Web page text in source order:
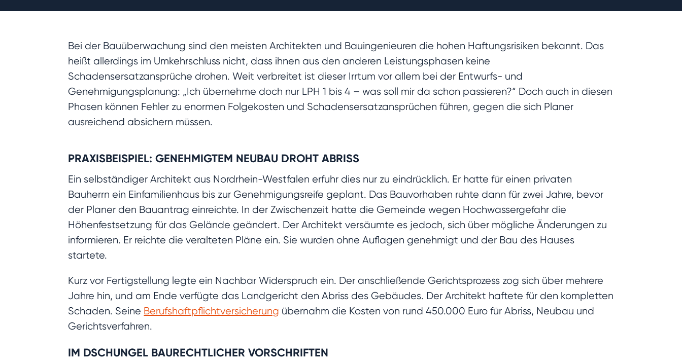
Bei der Bauüberwachung sind den meisten Architekten und Bauingenieuren die hohen Haftungsrisiken bekannt. Das
heißt allerdings im Umkehrschluss nicht, dass ihnen aus den anderen Leistungsphasen keine
Schadensersatzansprüche drohen. Weit verbreitet ist dieser Irrtum vor allem bei der Entwurfs- und
Genehmigungsplanung: „Ich übernehme doch nur LPH 1 bis 4 – was soll mir da schon passieren?“ Doch auch in diesen
Phasen können Fehler zu enormen Folgekosten und Schadensersatzansprüchen führen, gegen die sich Planer
ausreichend absichern müssen.
PRAXISBEISPIEL: GENEHMIGTEM NEUBAU DROHT ABRISS
Ein selbständiger Architekt aus Nordrhein-Westfalen erfuhr dies nur zu eindrücklich. Er hatte für einen privaten
Bauherrn ein Einfamilienhaus bis zur Genehmigungsreife geplant. Das Bauvorhaben ruhte dann für zwei Jahre, bevor
der Planer den Bauantrag einreichte. In der Zwischenzeit hatte die Gemeinde wegen Hochwassergefahr die
Höhenfestsetzung für das Gelände geändert. Der Architekt versäumte es jedoch, sich über mögliche Änderungen zu
informieren. Er reichte die veralteten Pläne ein. Sie wurden ohne Auflagen genehmigt und der Bau des Hauses
startete.
Kurz vor Fertigstellung legte ein Nachbar Widerspruch ein. Der anschließende Gerichtsprozess zog sich über mehrere
Jahre hin, und am Ende verfügte das Landgericht den Abriss des Gebäudes. Der Architekt haftete für den kompletten
Schaden. Seine Berufshaftpflichtversicherung übernahm die Kosten von rund 450.000 Euro für Abriss, Neubau und
Gerichtsverfahren.
IM DSCHUNGEL BAURECHTLICHER VORSCHRIFTEN